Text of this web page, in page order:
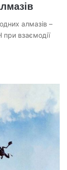
алмазів –
при взаємодії